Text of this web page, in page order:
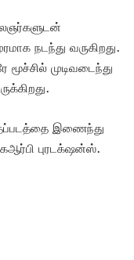
நடந்து வருகிறது.
முடிவடைந்து
இணைந்து
புரடக்‌ஷன்ஸ்.